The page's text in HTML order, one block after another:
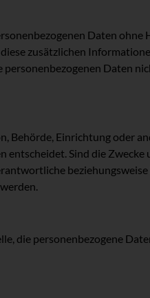
Daten ohne
zusätzlichen
Daten
Einrichtung oder
entscheidet. Sind die
die personenbezogene